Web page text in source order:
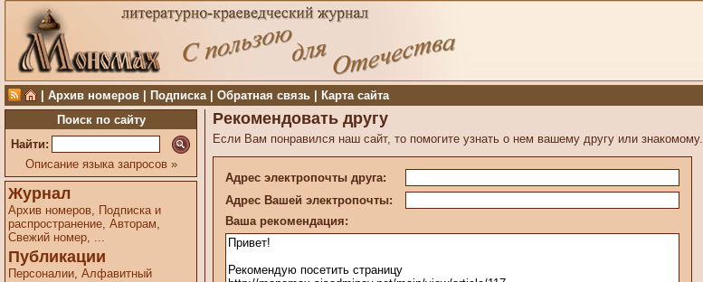
Архив номеров Подписка| Обратная связь
Карта сайта
Поиск по сайту
Найти:
Описание языка запросов »
Журнал
Архив номеров, Подписка и
распространение, Авторам,
Свежий номер, ...
Публикации
Персоналии, Алфавитный
Рекомендовать другу
Если Вам понравился наш сайт, то помогите узнать о нем вашему другу или знакомому.
Адрес электропочты друга:
Адрес Вашей электропочты:
Ваша рекомендация: